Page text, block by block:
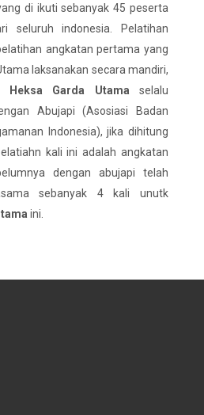
di ikuti sebanyak 45 peserta
seluruh indonesia. Pelatihan
angkatan pertama yang
laksanakan secara mandiri,
Heksa Garda Utama selalu
Abujapi (Asosiasi Badan
Indonesia), jika dihitung
kali ini adalah angkatan
dengan abujapi telah
sebanyak 4 kali unutk
ini.